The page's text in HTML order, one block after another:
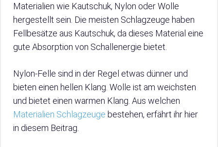
Materialien wie Kautschuk, Nylon oder Wolle
hergestellt sein. Die meisten Schlagzeuge haben
Fellbesätze aus Kautschuk, da dieses Material eine
gute Absorption von Schallenergie bietet.
Nylon-Felle sind in der Regel etwas dünner und
bieten einen hellen Klang. Wolle ist am weichsten
und bietet einen warmen Klang. Aus welchen
Materialien Schlagzeuge bestehen, erfährt ihr hier
in diesem Beitrag.